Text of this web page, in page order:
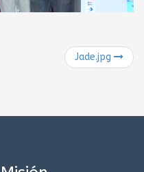
Jade.jpg